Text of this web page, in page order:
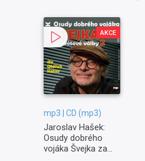
AKCE
mp3 | CD (mp3)
Jaroslav Hašek:
Osudy dobrého
vojáka Švejka za